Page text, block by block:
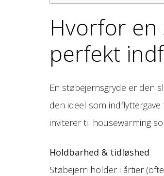
Hvorfor
perfekt
En støbejernsgryde er den
den ideel som
inviterer til housewarming
Holdbarhed & tidløshed
Støbejern holder i årtier